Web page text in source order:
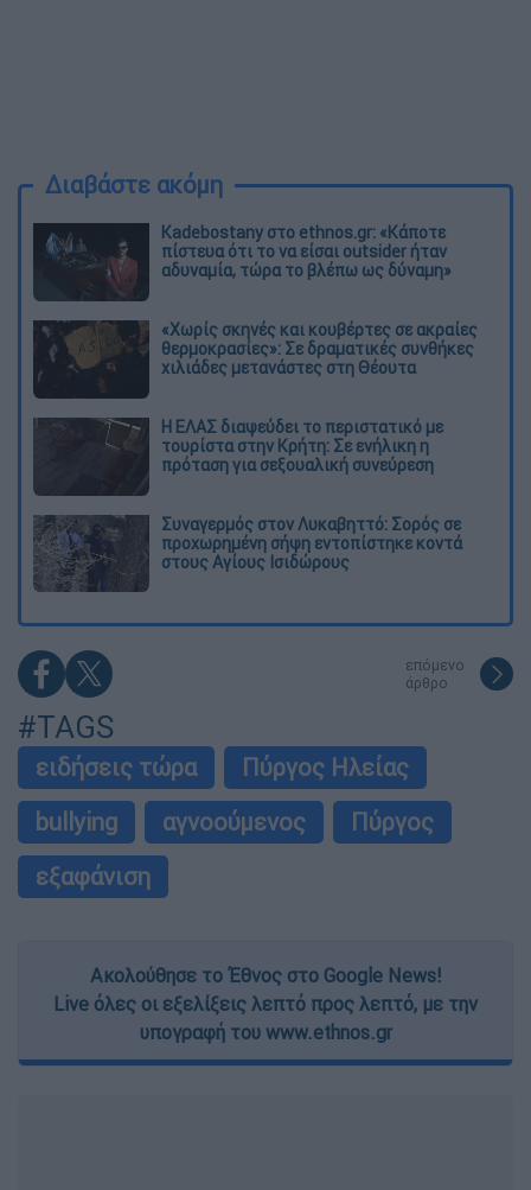
Διαβάστε ακόμη
Kadebostany στο ethnos.gr: «Κάποτε
πίστευα ότι το να είσαι outsider ήταν
αδυναμία, τώρα το βλέπω ως δύναμη»
«Χωρίς σκηνές και κουβέρτες σε ακραίες
θερμοκρασίες»: Σε δραματικές συνθήκες
χιλιάδες μετανάστες στη Θέουτα
Η ΕΛΑΣ διαψεύδει το περιστατικό με
τουρίστα στην Κρήτη: Σε ενήλικη η
πρόταση για σεξουαλική συνεύρεση
Συναγερμός στον Λυκαβηττό: Σορός σε
προχωρημένη σήψη εντοπίστηκε κοντά
στους Αγίους Ισιδώρους
επόμενο
άρθρο
#TAGS
ειδήσεις τώρα
Πύργος Ηλείας
bullying
αγνοούμενος
Πύργος
εξαφάνιση
Ακολούθησε το Έθνος στο Google News!
Live όλες οι εξελίξεις λεπτό προς λεπτό, με την
υπογραφή του www.ethnos.gr